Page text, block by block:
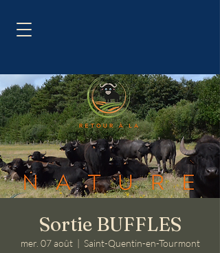
Sortie BUFFLES
mer. 07 août
  |
Saint-Quentin-en-Tourmont